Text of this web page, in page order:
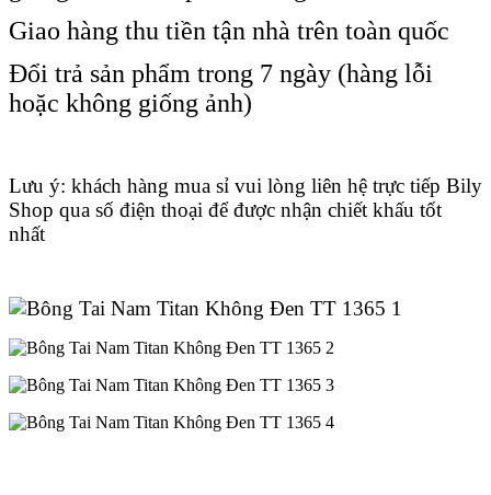
Giao hàng thu tiền tận nhà trên toàn quốc
Đổi trả sản phẩm trong 7 ngày (hàng lỗi
hoặc không giống ảnh)
Lưu ý: khách hàng mua sỉ vui lòng liên hệ trực tiếp Bily
Shop qua số điện thoại để được nhận chiết khấu tốt
nhất